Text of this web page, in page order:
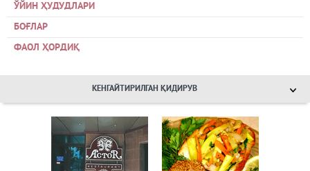
ЎЙИН ҲУДУДЛАРИ
БОҒЛАР
ФАОЛ ҲОРДИҚ
КЕНГАЙТИРИЛГАН ҚИДИРУВ